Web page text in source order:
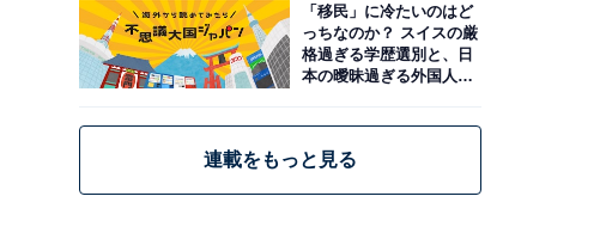
「移民」に冷たいのはど
っちなのか？ スイスの厳
格過ぎる学歴選別と、日
本の曖昧過ぎる外国人政
連載をもっと見る